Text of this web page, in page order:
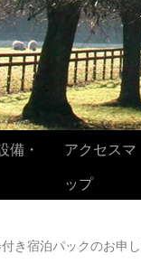
備・
アクセスマ
ップ
き宿泊パックのお申